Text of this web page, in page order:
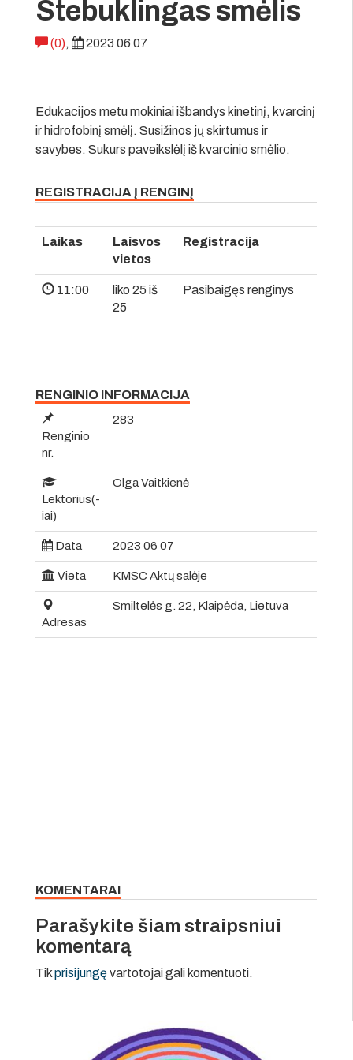
Stebuklingas smėlis
(0), 2023 06 07
Edukacijos metu mokiniai išbandys kinetinį, kvarcinį
ir hidrofobinį smėlį. Susižinos jų skirtumus ir
savybes. Sukurs paveikslėlį iš kvarcinio smėlio.
REGISTRACIJA Į RENGINĮ
Laikas
Laisvos
vietos
Registracija
11:00
liko 25 iš
25
Pasibaigęs renginys
RENGINIO INFORMACIJA
Renginio
nr.
283
Lektorius(-
iai)
Olga Vaitkienė
Data 2023 06 07
Vieta KMSC Aktų salėje
Adresas
Smiltelės g. 22, Klaipėda, Lietuva
KOMENTARAI
Parašykite šiam straipsniui
komentarą
Tikprisijungęvartotojai gali komentuoti.